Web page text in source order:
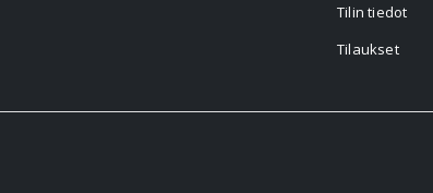
Tilin tiedot
Tilaukset